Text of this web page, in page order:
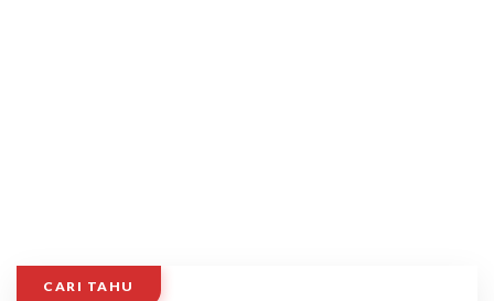
CARI TAHU